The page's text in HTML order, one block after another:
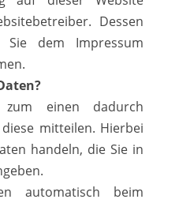
Dessen
Sie dem Impressum
einen dadurch
mitteilen. Hierbei
handeln, die Sie in
automatisch beim